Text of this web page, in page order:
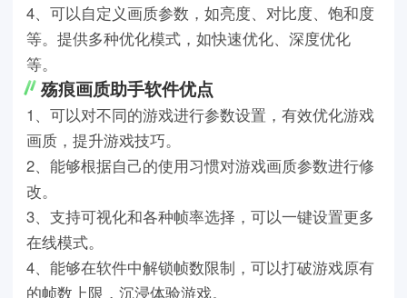
4、可以自定义画质参数，如亮度、对比度、饱和度
等。提供多种优化模式，如快速优化、深度优化
等。
殇痕画质助手软件优点
1、可以对不同的游戏进行参数设置，有效优化游戏
画质，提升游戏技巧。
2、能够根据自己的使用习惯对游戏画质参数进行修
改。
3、支持可视化和各种帧率选择，可以一键设置更多
在线模式。
4、能够在软件中解锁帧数限制，可以打破游戏原有
的帧数上限，沉浸体验游戏。